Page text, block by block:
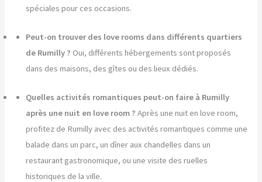
spéciales pour ces occasions.
Peut-on trouver des love rooms dans différents quartiers
de Rumilly ? Oui, différents hébergements sont proposés
dans des maisons, des gîtes ou des lieux dédiés.
Quelles activités romantiques peut-on faire à Rumilly
après une nuit en love room ? Après une nuit en love room,
profitez de Rumilly avec des activités romantiques comme une
balade dans un parc, un dîner aux chandelles dans un
restaurant gastronomique, ou une visite des ruelles
historiques de la ville.